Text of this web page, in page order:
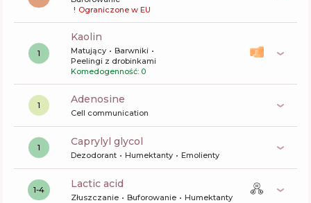
! Ograniczone w EU
1
kaolin
Matujący
Barwniki
Peelingi z drobinkami
Komedogenność: 0
1 Adenosine
Cell communication
1 caprylyl glycol
Dezodorant Humektanty Emolienty
1-4 lactic acid
Złuszczanie Buforowanie Humektanty